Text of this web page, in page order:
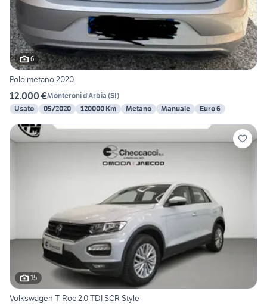
6
Polo metano 2020
12.000 €Monteroni d'Arbia (SI)
Usato
05/2020 120000 Km Metano Manuale Euro 6
15
Volkswagen T-Roc 2.0 TDI SCR Style